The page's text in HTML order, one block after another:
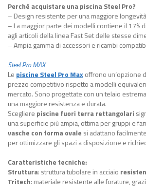
Perchè acquistare una piscina Steel Pro?
– Design resistente per una maggiore
– La maggior parte dei modelli contiene il 17%
agli articoli della linea Fast Set delle stesse
– Ampia gamma di accessori e ricambi
Steel Pro MAX
Le piscine Steel Pro Maxoffrono un’opzione
prezzo competitivo rispetto a modelli
mercato. Sono progettate con un telaio
una maggiore resistenza e durata.
Scegliere piscine fuori terra rettangolari
una superficie più ampia, ottima per gruppi e
vasche con forma ovale si adattano
per ottimizzare gli spazi a disposizione e
Caratteristiche tecniche:
Struttura: struttura tubolare in acciaio
Tritech: materiale resistente alle forature,